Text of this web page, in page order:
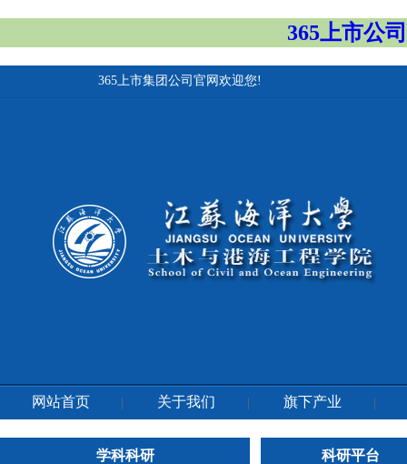
365上市公
365上市集团公司官网欢迎您!
网站首页 | 关于我们 | 旗下产业 |
学科科研 科研平台